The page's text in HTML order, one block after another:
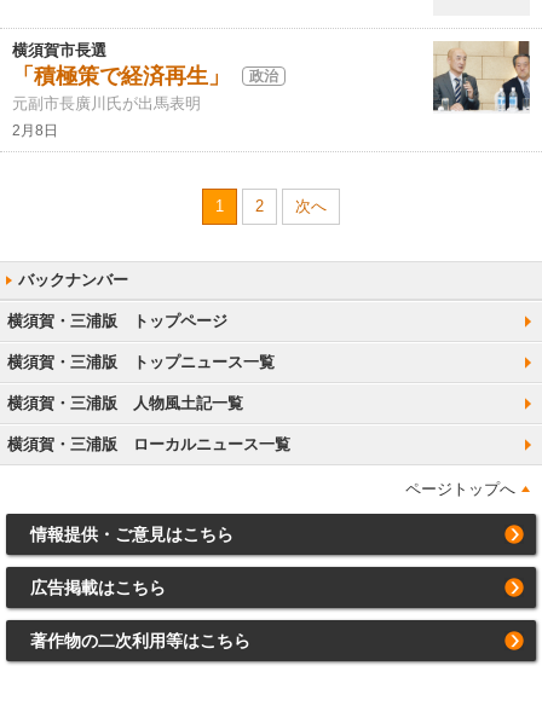
横須賀市長選
「積極策で経済再生」 政治
元副市長廣川氏が出馬表明
2月8日
1 2 次へ
横須賀・三浦版 トップページ
横須賀・三浦版 トップニュース一覧
横須賀・三浦版 人物風土記一覧
横須賀・三浦版 ローカルニュース一覧
ページトップへ
情報提供・ご意見はこちら
広告掲載はこちら
著作物の二次利用等はこちら